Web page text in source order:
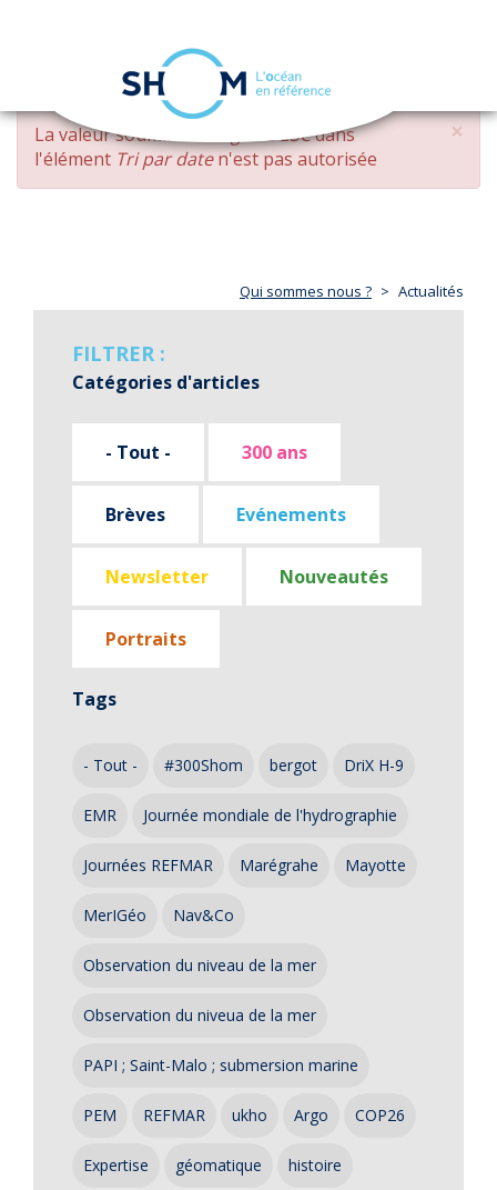
Aller
contenu
principal
navigation
×
MESSAGE
D'ERREUR
La valeur soumise changed DESCdans
l'élément Tri par daten'est pas autorisée
Qui sommes nous ? Actualités
FILTRER :
Catégories d'articles
- Tout - 300 ans
Brèves Evénements
Newsletter Nouveautés
Portraits
Tags
- Tout - #300Shom bergot DriX H-9
EMR Journée mondiale de l'hydrographie
Journées REFMAR Marégrahe Mayotte
MerIGéo Nav&Co
Observation du niveau de la mer
Observation du niveua de la mer
PAPI ; Saint-Malo ; submersion marine
PEM REFMAR ukho Argo COP26
Expertise géomatique histoire